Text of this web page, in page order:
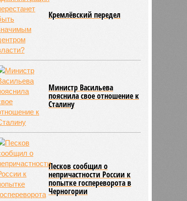
Кремлёвский передел
Министр Васильева
пояснила свое отношение к
Сталину
Песков сообщил о
непричастности России к
попытке госпереворота в
Черногории